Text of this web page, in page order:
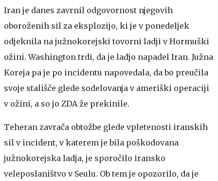
Iran je danes zavrnil odgovornost njegovih
oboroženih sil za eksplozijo, ki je v ponedeljek
odjeknila na južnokorejski tovorni ladji v Hormuški
ožini. Washington trdi, da je ladjo napadel Iran. Južna
Koreja pa je po incidentu napovedala, da bo preučila
svoje stališče glede sodelovanja v ameriški operaciji
v ožini, a so jo ZDA že prekinile.
Teheran zavrača obtožbe glede vpletenosti iranskih
sil v incident, v katerem je bila poškodovana
južnokorejska ladja, je sporočilo iransko
veleposlaništvo v Seulu. Ob tem je opozorilo, da je